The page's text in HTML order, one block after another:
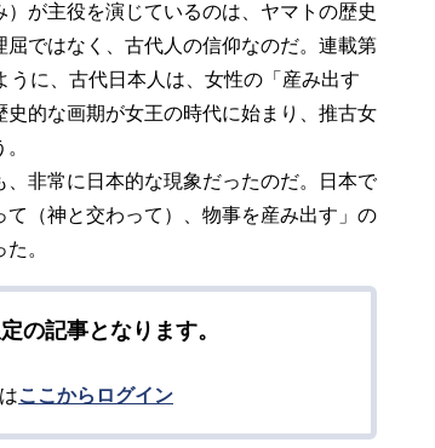
が主役を演じているのは、ヤマトの歴史
ではなく、古代人の信仰なのだ。連載第
うに、古代日本人は、女性の「産み出す
的な画期が女王の時代に始まり、推古女
非常に日本的な現象だったのだ。日本で
（神と交わって）、物事を産み出す」の
。
の記事となります。
ここからログイン